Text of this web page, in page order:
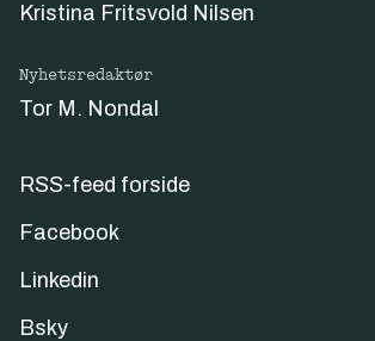
Kristina Fritsvold Nilsen
Nyhetsredaktør
Tor M. Nondal
RSS-feed forside
Facebook
Linkedin
Bsky